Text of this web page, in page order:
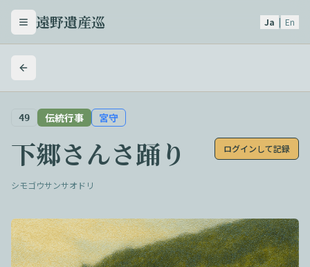
メニューを開く
遠野遺産巡 Ja | En
49 伝統行事 宮守
下郷さんさ踊り ログインして記録
シモゴウサンサオドリ